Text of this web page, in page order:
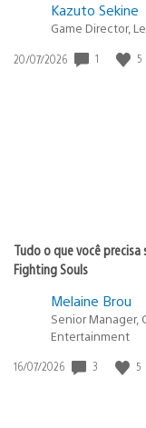
Kazuto Sekine
Game Director,
Data
20/07/2026 1 5
Tudo o que você precisa
Fighting Souls
Melaine Brou
Senior Manager,
Entertainment
Data
16/07/2026 3 5